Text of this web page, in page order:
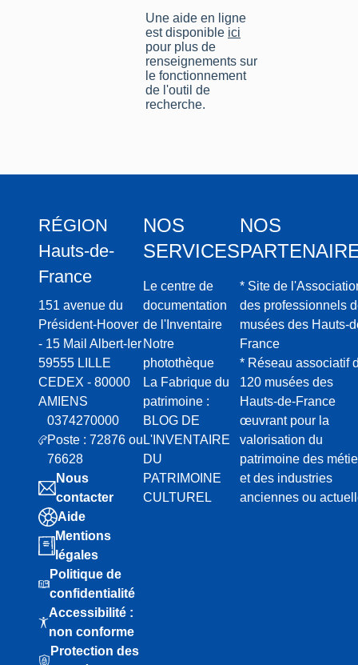
Une aide en ligne
est disponible ici
pour plus de
renseignements sur
le fonctionnement
de l'outil de
recherche.
RÉGION
Hauts-de-
France
151 avenue du
Président-Hoover
- 15 Mail Albert-Ier
59555 LILLE
CEDEX - 80000
AMIENS
0374270000
Poste : 72876 ou
76628
Nous
contacter
Aide
Mentions
légales
Politique de
confidentialité
Accessibilité :
non conforme
Protection des
NOS
SERVICES
Le centre de
documentation
de l'Inventaire
Notre
photothèque
La Fabrique du
patrimoine :
BLOG DE
L'INVENTAIRE
DU
PATRIMOINE
CULTUREL
NOS
* Site de
des professionnels
musées des Hauts-
France
* Réseau associatif
120 musées des
Hauts-de-France
œuvrant pour la
valorisation du
patrimoine des
et des industries
anciennes ou